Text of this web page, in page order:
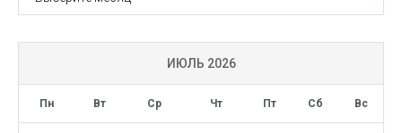
ИЮЛЬ 2026
Пн Вт Ср Чт Пт Сб Вс